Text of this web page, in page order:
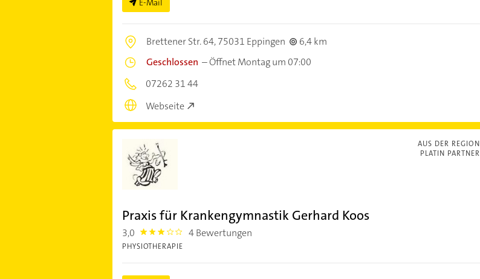
E-Mail
Brettener Str. 64,75031 Eppingen
6,4 km
Geschlossen –Öffnet Montag um 07:00
07262 31 44
Webseite
AUS DER REGION
PLATIN PARTNER
Praxis für Krankengymnastik Gerhard Koos
3,0 3.0 4 Bewertungen
PHYSIOTHERAPIE